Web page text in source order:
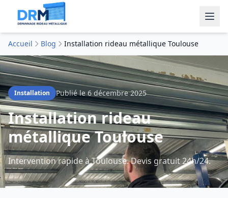
Accueil Blog Installation rideau métallique Toulouse
Installation Publié le6 décembre 2025
Installation rideau
métallique Toulouse
Intervention rapide à Toulouse. Devis gratuit 24h/24.